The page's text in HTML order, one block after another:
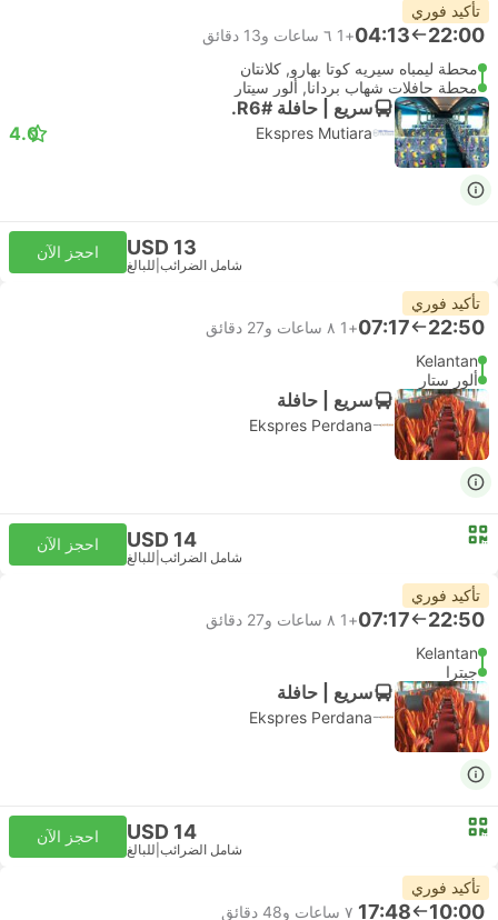
تأكيد فوري
22:00
04:13
+1
٦ ساعات و‫13 دقائق
محطة ليمباه سيريه كوتا بهارو, كلانتان
محطة حافلات شهاب بردانا, ألور سيتار
سريع | حافلة #R6.
Ekspres Mutiara
4.0
USD 13
شامل الضرائب للبالغ
احجز الآن
تأكيد فوري
22:50
07:17
+1
٨ ساعات و‫27 دقائق
Kelantan
ألور ستار
سريع | حافلة
Ekspres Perdana
USD 14
شامل الضرائب للبالغ
احجز الآن
تأكيد فوري
22:50
07:17
+1
٨ ساعات و‫27 دقائق
Kelantan
جيترا
سريع | حافلة
Ekspres Perdana
USD 14
شامل الضرائب للبالغ
احجز الآن
تأكيد فوري
10:00
17:48 ٧ ساعات و‫48 دقائق